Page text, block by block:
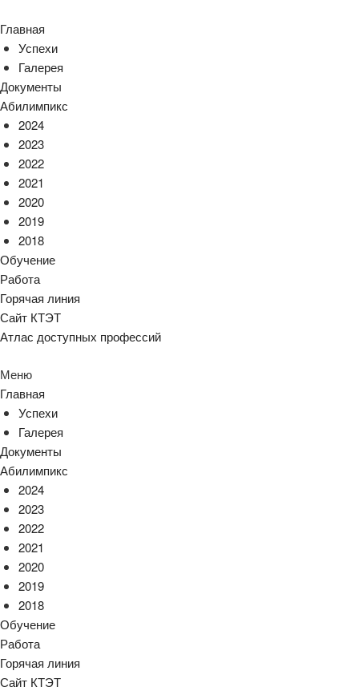
Главная
Успехи
Галерея
Документы
Абилимпикс
2024
2023
2022
2021
2020
2019
2018
Обучение
Работа
Горячая линия
Сайт КТЭТ
Атлас доступных профессий
Меню
Главная
Успехи
Галерея
Документы
Абилимпикс
2024
2023
2022
2021
2020
2019
2018
Обучение
Работа
Горячая линия
Сайт КТЭТ